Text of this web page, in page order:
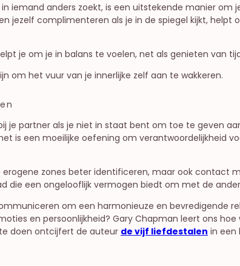
iemand anders zoekt, is een uitstekende manier om
jezelf complimenteren als je in de spiegel kijkt, helpt
je om je in balans te voelen, net als genieten van
om het vuur van je innerlijke zelf aan te wakkeren.
je partner als je niet in staat bent om toe te geven
is een moeilijke oefening om verantwoordelijkheid
zones beter identificeren, maar ook contact
die een ongelooflijk vermogen biedt om met de
om een harmonieuze en bevredigende
en persoonlijkheid? Gary Chapman leert ons
doen ontcijfert de auteur de vijf liefdestalen in een